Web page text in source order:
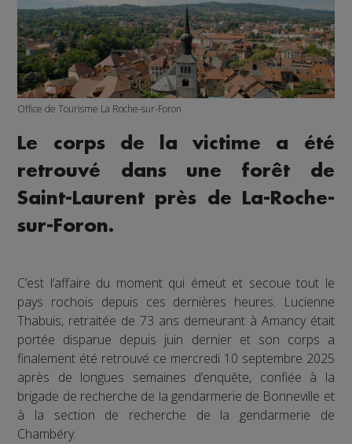
Office de Tourisme La Roche-sur-Foron
Le corps de la victime a été
retrouvé dans une forêt de
Saint-Laurent près de La-Roche-
sur-Foron.
C’est l’affaire du moment qui émeut et secoue tout le
pays rochois depuis ces dernières heures. Lucienne
Thabuis, retraitée de 73 ans demeurant à Amancy était
portée disparue depuis juin dernier et son corps a
finalement été retrouvé ce mercredi 10 septembre 2025
après de longues semaines d’enquête, confiée à la
brigade de recherche de la gendarmerie de Bonneville et
à la section de recherche de la gendarmerie de
Chambéry.